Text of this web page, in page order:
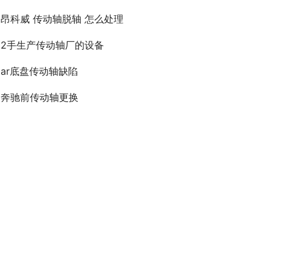
昂科威 传动轴脱轴 怎么处理
2手生产传动轴厂的设备
ar底盘传动轴缺陷
奔驰前传动轴更换